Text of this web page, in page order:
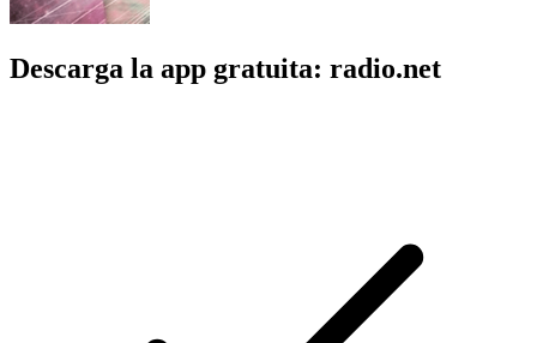
Descarga la app gratuita: radio.net